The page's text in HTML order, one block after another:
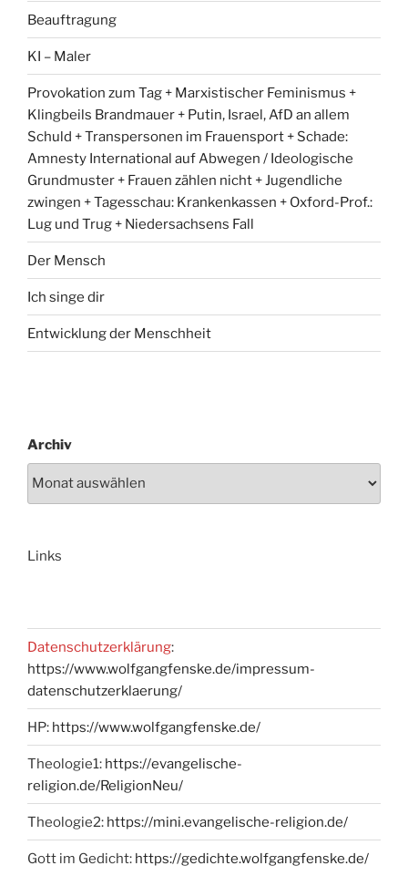
Beauftragung
KI – Maler
Provokation zum Tag + Marxistischer Feminismus +
Klingbeils Brandmauer + Putin, Israel, AfD an allem
Schuld + Transpersonen im Frauensport + Schade:
Amnesty International auf Abwegen / Ideologische
Grundmuster + Frauen zählen nicht + Jugendliche
zwingen + Tagesschau: Krankenkassen + Oxford-Prof.:
Lug und Trug + Niedersachsens Fall
Der Mensch
Ich singe dir
Entwicklung der Menschheit
Archiv
Links
Datenschutzerklärung:
https://www.wolfgangfenske.de/impressum-
datenschutzerklaerung/
HP: https://www.wolfgangfenske.de/
Theologie1: https://evangelische-
religion.de/ReligionNeu/
Theologie2: https://mini.evangelische-religion.de/
Gott im Gedicht: https://gedichte.wolfgangfenske.de/